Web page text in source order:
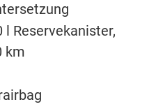
l Reservekanister,
km